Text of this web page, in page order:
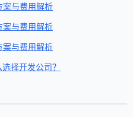
案与费用解析
案与费用解析
案与费用解析
择开发公司？